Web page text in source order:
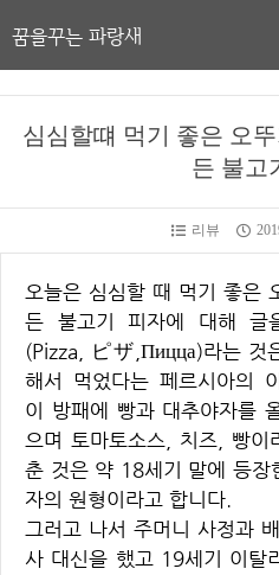
꿈을꾸는 파랑새
심심할떄 먹기 좋은 오
든 불고
리뷰
오늘은 심심할 때 먹기 좋은 오뚜기 돌판 오븐에 구워 만
든 불고기 피자에 대해 글
(Pizza, ピザ,Пицца)라는 것
해서 먹었다는 페르시아의
이 방패에 빵과 대추야자를
으며 토마토소스, 치즈, 빵
춘 것은 약 18세기 말에 등장
자의 원형이라고 합니다.
그러고 나서 주머니 사정과 배가 고픈 사람들의 한 끼 식
사 대신을 했고 19세기 이탈